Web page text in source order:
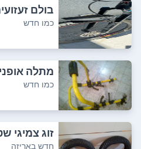
vol 120mm...
כמו חדש
מתלה
אוד ממש ...
כמו חדש
זוג צמיגי
לאופניים...
חדש באריזה